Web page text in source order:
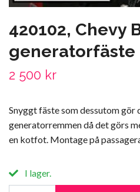
420102, Chevy
generatorfäste
2 500 kr
Snyggt fäste som dessutom gör
generatorremmen då det görs
en kotfot. Montage på
I lager.